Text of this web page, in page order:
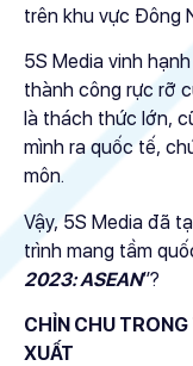
trên khu vực Đông
5S Media vinh hạnh
thành công rực rỡ
là thách thức lớn,
mình ra quốc tế,
môn.
Vậy, 5S Media đã
trình mang tầm
2023: ASEAN”?
CHỈN CHU
XUẤT